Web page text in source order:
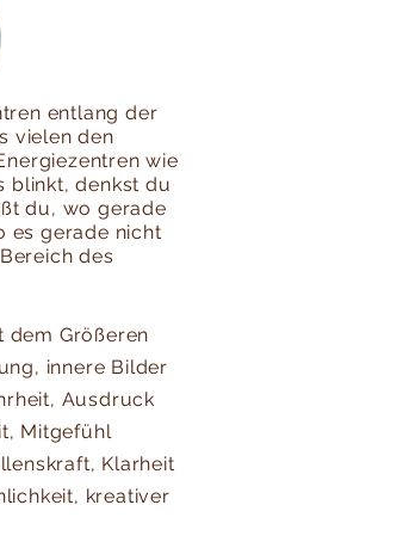
entlang der
vielen den
wie
blinkt, denkst du
du, wo gerade
es gerade nicht
des
dem Größeren
innere Bilder
Ausdruck
Mitgefühl
Klarheit
kreativer